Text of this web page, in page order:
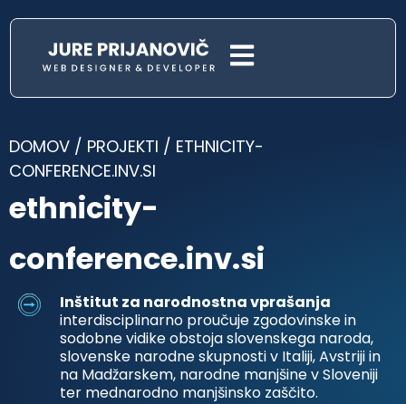
DOMOV / PROJEKTI / ETHNICITY-
CONFERENCE.INV.SI
ethnicity-
conference.inv.si
Inštitut za narodnostna vprašanja
interdisciplinarno proučuje zgodovinske in
sodobne vidike obstoja slovenskega naroda,
slovenske narodne skupnosti v Italiji, Avstriji in
na Madžarskem, narodne manjšine v Sloveniji
ter mednarodno manjšinsko zaščito.